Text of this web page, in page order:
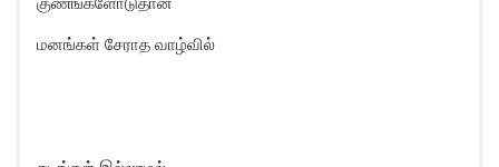
மனங்கள் சேராத வாழ்வில்